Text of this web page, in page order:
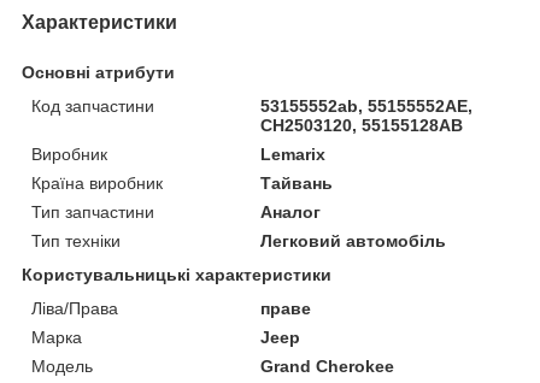
Характеристики
Основні атрибути
Код запчастини
53155552ab, 55155552AE,
CH2503120, 55155128AB
Виробник
Lemarix
Країна виробник
Тайвань
Тип запчастини
Аналог
Тип техніки
Легковий автомобіль
Користувальницькі характеристики
Ліва/Права
праве
Марка
Jeep
Мoдель
Grand Cherokee